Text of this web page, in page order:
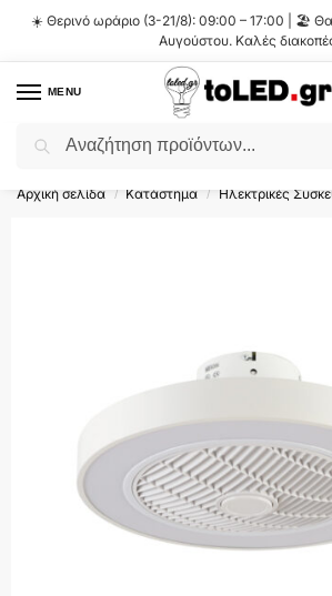
☀️ Θερινό ωράριο (3-21/8): 09:00 – 17:00 | 🏖️ Θα
Αυγούστου. Καλές
MENU
Flash Sale ⚡ 10% Έκπτωση με τον
Αρχική σελίδα / Κατάστημα / Ηλεκτρικές